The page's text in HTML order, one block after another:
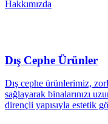
Hakkımızda
Dış Cephe Ürünler
Dış cephe ürünlerimiz,
sağlayarak binalarınızı
dirençli yapısıyla estetik